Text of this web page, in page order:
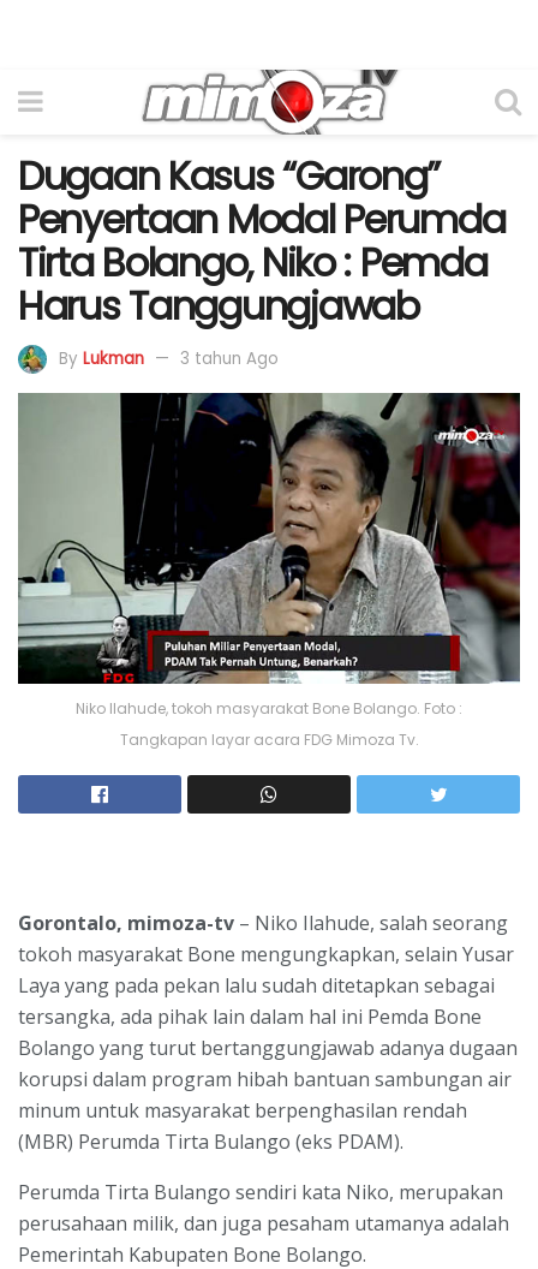
Dugaan Kasus “Garong”
Penyertaan Modal Perumda
Tirta Bolango, Niko : Pemda
Harus Tanggungjawab
By Lukman 3 tahun Ago
Niko Ilahude, tokoh masyarakat Bone Bolango. Foto :
Tangkapan layar acara FDG Mimoza Tv.
Gorontalo, mimoza-tv – Niko Ilahude, salah seorang
tokoh masyarakat Bone mengungkapkan, selain Yusar
Laya yang pada pekan lalu sudah ditetapkan sebagai
tersangka, ada pihak lain dalam hal ini Pemda Bone
Bolango yang turut bertanggungjawab adanya dugaan
korupsi dalam program hibah bantuan sambungan air
minum untuk masyarakat berpenghasilan rendah
(MBR) Perumda Tirta Bulango (eks PDAM).
Perumda Tirta Bulango sendiri kata Niko, merupakan
perusahaan milik, dan juga pesaham utamanya adalah
Pemerintah Kabupaten Bone Bolango.